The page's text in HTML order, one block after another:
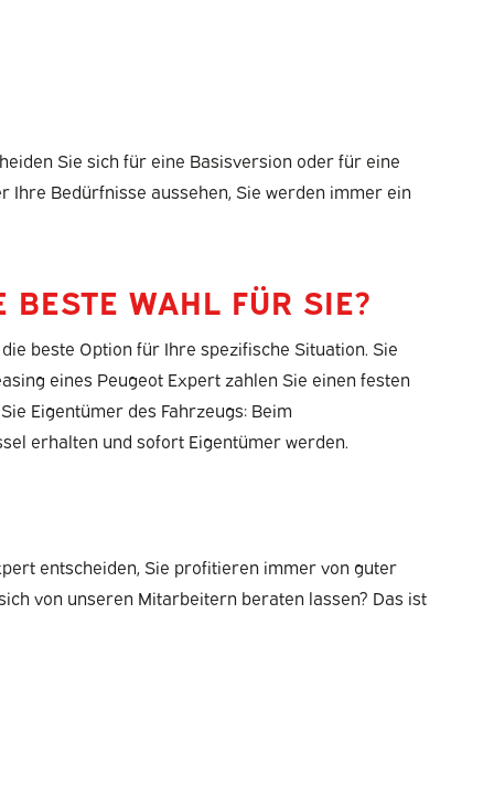
Sie sich für eine Basisversion oder für eine
Bedürfnisse aussehen, Sie werden immer ein
WAHL FÜR SIE?
beste Option für Ihre spezifische Situation. Sie
eines Peugeot Expert zahlen Sie einen festen
Eigentümer des Fahrzeugs: Beim
erhalten und sofort Eigentümer werden.
entscheiden, Sie profitieren immer von guter
von unseren Mitarbeitern beraten lassen? Das ist